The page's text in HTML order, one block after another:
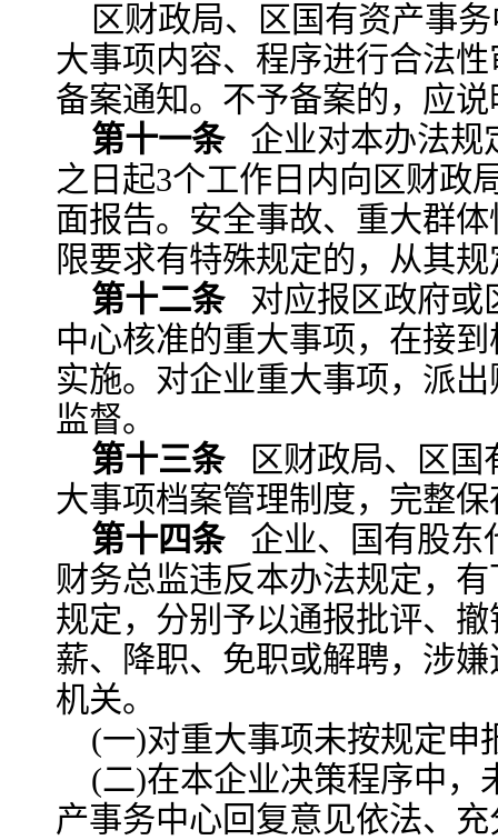
区财政局、区国有资产事
大事项内容、程序进行合法
备案通知。不予备案的，应
第十一条企业对本办法规
之日起3个工作日内向区财政
面报告。安全事故、重大群
限要求有特殊规定的，从其
第十二条对应报区政府或
中心核准的重大事项，在接
实施。对企业重大事项，派
监督。
第十三条区财政局、区国
大事项档案管理制度，完整
第十四条企业、国有股东
财务总监违反本办法规定，
规定，分别予以通报批评、
薪、降职、免职或解聘，涉
机关。
(一)对重大事项未按规定申
(二)在本企业决策程序中，
产事务中心回复意见依法、